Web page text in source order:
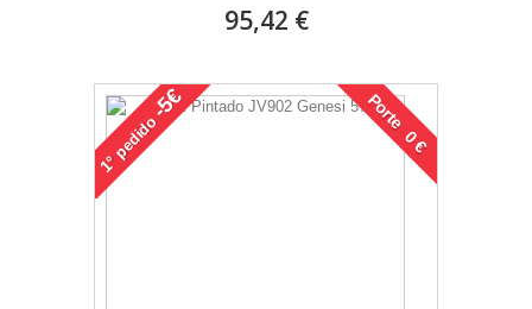
95,42 €
1°
pedido
-5€ Porte 0 €